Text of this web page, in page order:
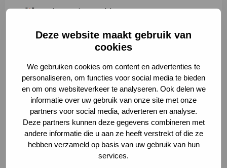
Deze website maakt gebruik van
cookies
We gebruiken cookies om content en advertenties te
personaliseren, om functies voor social media te bieden
en om ons websiteverkeer te analyseren. Ook delen we
informatie over uw gebruik van onze site met onze
partners voor social media, adverteren en analyse.
Deze partners kunnen deze gegevens combineren met
andere informatie die u aan ze heeft verstrekt of die ze
hebben verzameld op basis van uw gebruik van hun
services.
"*" geeft vereiste velden aan
2
Volledige omschrijving*